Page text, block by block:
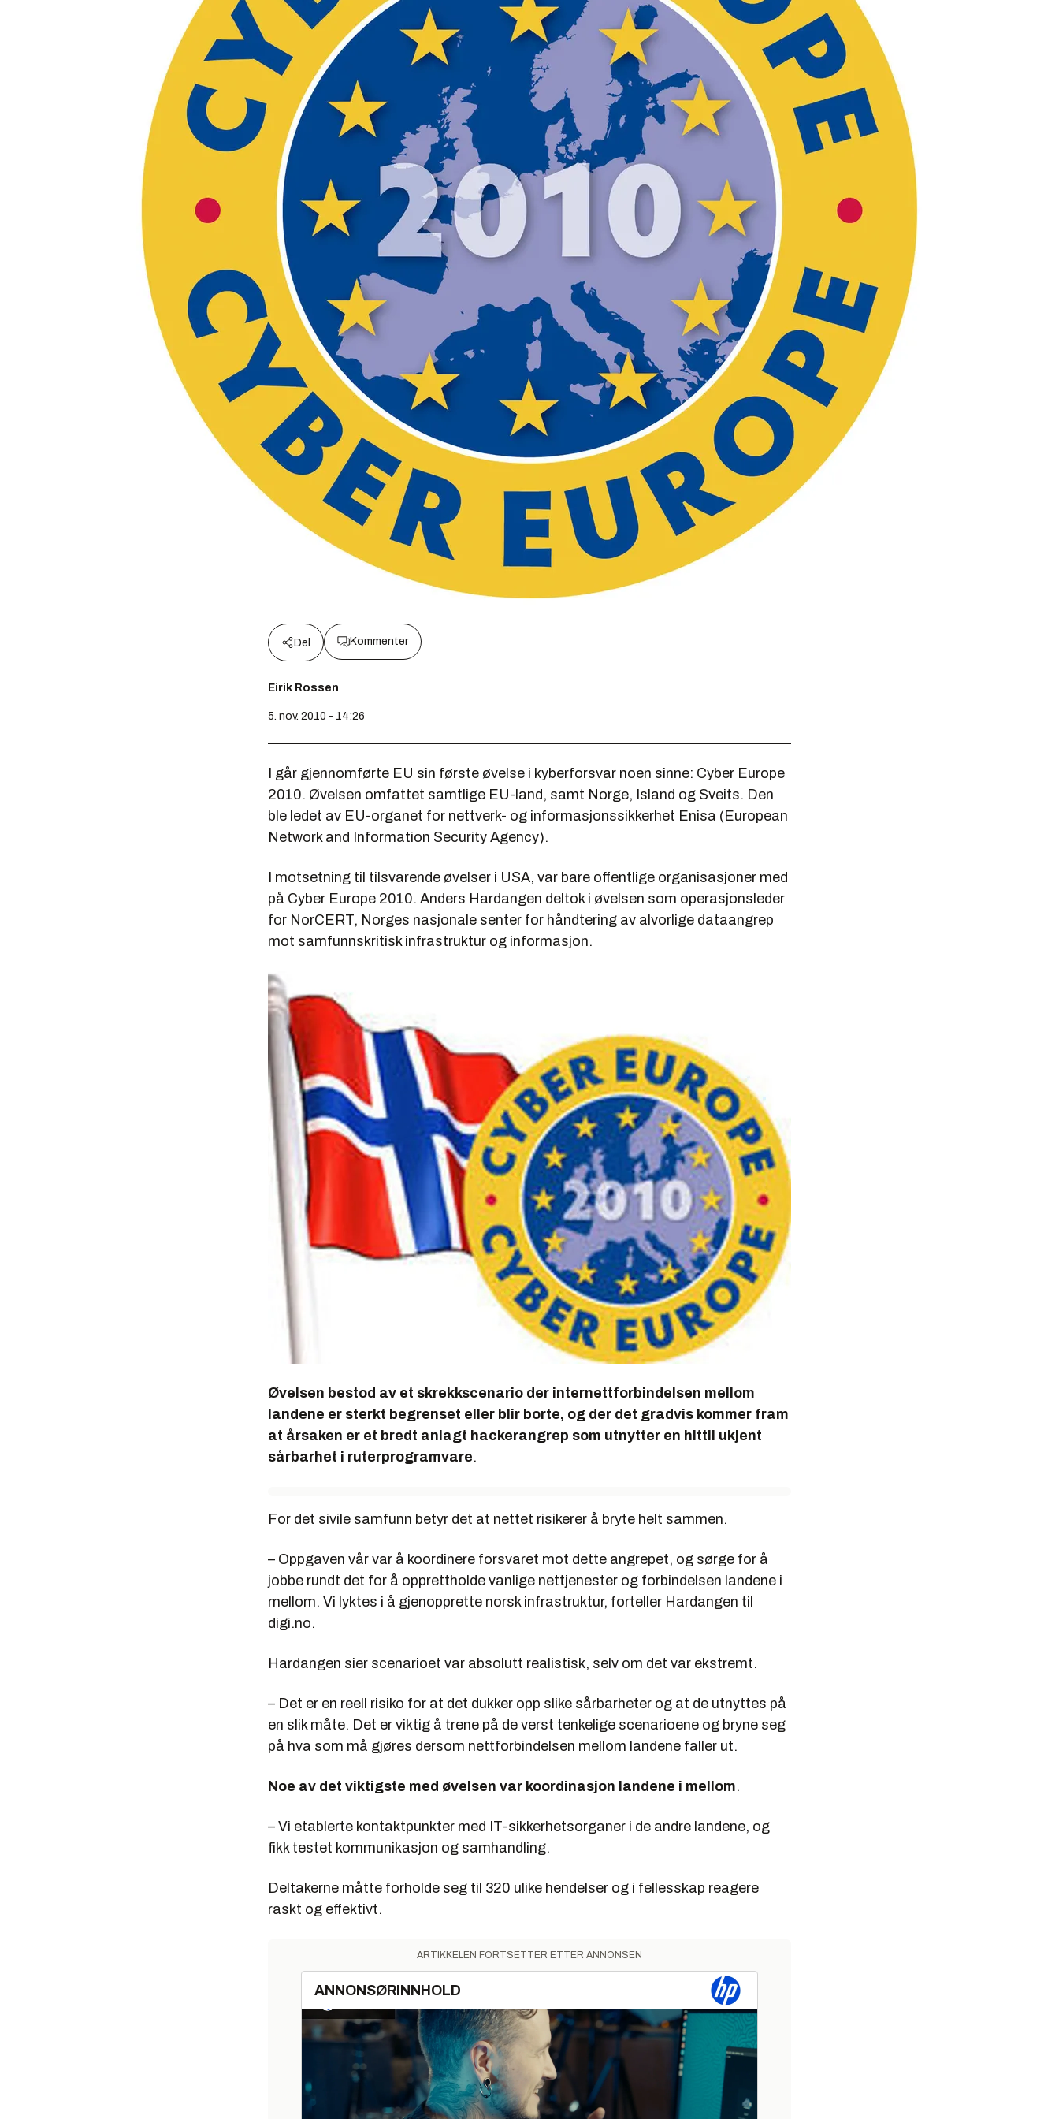
Del Kommenter
Eirik Rossen
5. nov. 2010 - 14:26
I går gjennomførte EU sin første øvelse i kyberforsvar noen sinne: Cyber Europe
2010. Øvelsen omfattet samtlige EU-land, samt Norge, Island og Sveits. Den
ble ledet av EU-organet for nettverk- og informasjonssikkerhet Enisa (European
Network and Information Security Agency).
I motsetning til tilsvarende øvelser i USA, var bare offentlige organisasjoner med
på Cyber Europe 2010. Anders Hardangen deltok i øvelsen som operasjonsleder
for NorCERT, Norges nasjonale senter for håndtering av alvorlige dataangrep
mot samfunnskritisk infrastruktur og informasjon.
Øvelsen bestod av et skrekkscenario der internettforbindelsen mellom
landene er sterkt begrenset eller blir borte, og der det gradvis kommer fram
at årsaken er et bredt anlagt hackerangrep som utnytter en hittil ukjent
sårbarhet i ruterprogramvare.
For det sivile samfunn betyr det at nettet risikerer å bryte helt sammen.
– Oppgaven vår var å koordinere forsvaret mot dette angrepet, og sørge for å
jobbe rundt det for å opprettholde vanlige nettjenester og forbindelsen landene i
mellom. Vi lyktes i å gjenopprette norsk infrastruktur, forteller Hardangen til
digi.no.
Hardangen sier scenarioet var absolutt realistisk, selv om det var ekstremt.
– Det er en reell risiko for at det dukker opp slike sårbarheter og at de utnyttes på
en slik måte. Det er viktig å trene på de verst tenkelige scenarioene og bryne seg
på hva som må gjøres dersom nettforbindelsen mellom landene faller ut.
Noe av det viktigste med øvelsen var koordinasjon landene i mellom.
– Vi etablerte kontaktpunkter med IT-sikkerhetsorganer i de andre landene, og
fikk testet kommunikasjon og samhandling.
Deltakerne måtte forholde seg til 320 ulike hendelser og i fellesskap reagere
raskt og effektivt.
ARTIKKELEN FORTSETTER ETTER ANNONSEN
ANNONSØRINNHOLD